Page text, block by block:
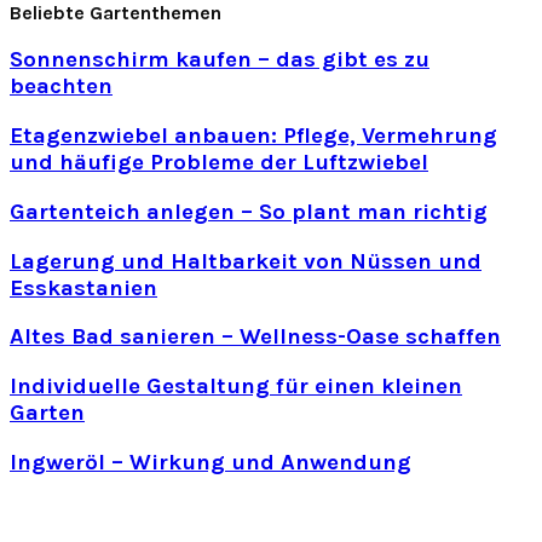
Beliebte Gartenthemen
Sonnenschirm kaufen – das gibt es zu
beachten
Etagenzwiebel anbauen: Pflege, Vermehrung
und häufige Probleme der Luftzwiebel
Gartenteich anlegen – So plant man richtig
Lagerung und Haltbarkeit von Nüssen und
Esskastanien
Altes Bad sanieren – Wellness-Oase schaffen
Individuelle Gestaltung für einen kleinen
Garten
Ingweröl – Wirkung und Anwendung